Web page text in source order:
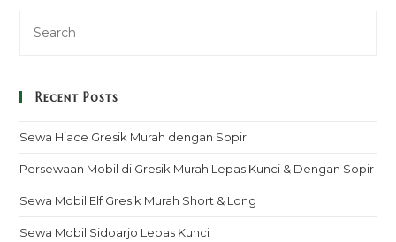
Recent Posts
Sewa Hiace Gresik Murah dengan Sopir
Persewaan Mobil di Gresik Murah Lepas Kunci & Dengan Sopir
Sewa Mobil Elf Gresik Murah Short & Long
Sewa Mobil Sidoarjo Lepas Kunci